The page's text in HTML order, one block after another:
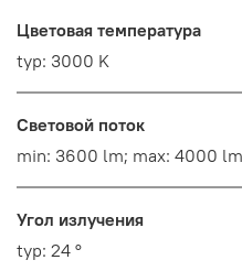
Цветовая температура
typ: 3000 K
Световой поток
min: 3600 lm; max: 4000 lm
Угол излучения
typ: 24 °